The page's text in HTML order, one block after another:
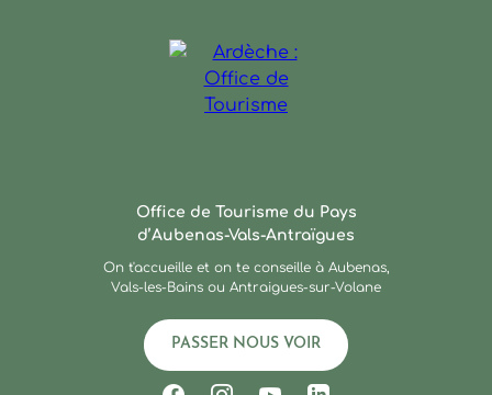
Office de Tourisme du Pays
d’Aubenas-Vals-Antraïgues
On t'accueille et on te conseille à Aubenas,
Vals-les-Bains ou Antraigues-sur-Volane
PASSER NOUS VOIR